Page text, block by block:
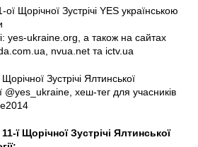
ої Щорічної Зустрічі YES українською
yes-ukraine.org, а також на сайтах
nvua.net та ictv.ua
Зустрічі Ялтинської
@yes_ukraine, хеш-тег для учасників
ї Щорічної Зустрічі Ялтинської